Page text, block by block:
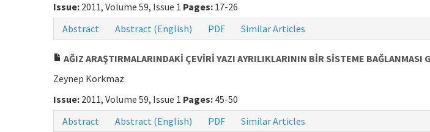
Issue: 2011, Volume 59, Issue 1 Pages: 17-26
Abstract
Abstract (English) PDF Similar Articles
AĞIZ ARAŞTIRMALARINDAKİ ÇEVİRİ YAZI AYRILIKLARININ BİR SİSTEME BAĞLANMASI
Zeynep Korkmaz
Issue: 2011, Volume 59, Issue 1 Pages: 45-50
Abstract
Abstract (English) PDF Similar Articles